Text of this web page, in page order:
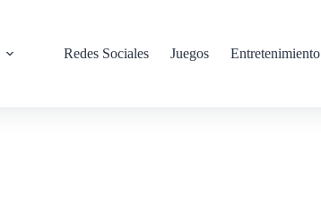
Redes Sociales Juegos Entretenimiento